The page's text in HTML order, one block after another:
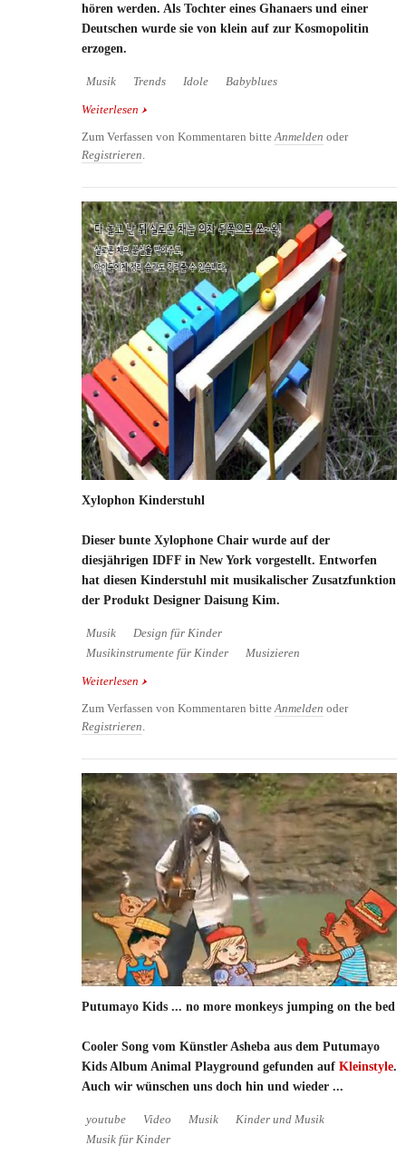
hören werden. Als Tochter eines Ghanaers und einer
Deutschen wurde sie von klein auf zur Kosmopolitin
erzogen.
Musik Trends Idole Babyblues
Weiterlesen über Musik-Tipp: Newcomerin Y'akoto mit ihrem
Zum Verfassen von Kommentaren bitteAnmelden oder
Registrieren.
Xylophon Kinderstuhl
Dieser bunte Xylophone Chair wurde auf der
diesjährigen IDFF in New York vorgestellt. Entworfen
hat diesen Kinderstuhl mit musikalischer Zusatzfunktion
der Produkt Designer Daisung Kim.
Musik
Design für Kinder
Musikinstrumente für Kinder
Musizieren
Weiterlesen über Xylophon Kinderstuhl
Zum Verfassen von Kommentaren bitteAnmelden oder
Registrieren.
Putumayo Kids ... no more monkeys jumping on the bed
Cooler Song vom Künstler Asheba aus dem Putumayo
Kids Album Animal Playground gefunden auf Kleinstyle.
Auch wir wünschen uns doch hin und wieder ...
youtube Video Musik
Kinder und Musik
Musik für Kinder